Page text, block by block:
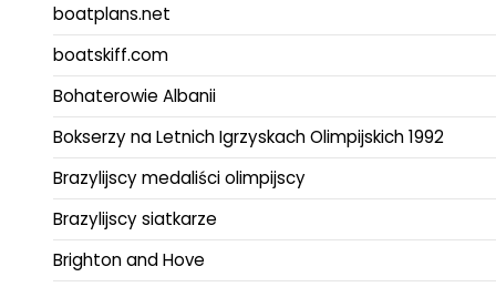
boatplans.net
boatskiff.com
Bohaterowie Albanii
Bokserzy na Letnich Igrzyskach Olimpijskich 1992
Brazylijscy medaliści olimpijscy
Brazylijscy siatkarze
Brighton and Hove